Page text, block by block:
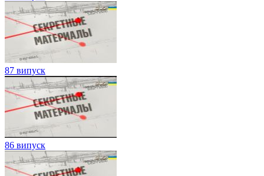
87 випуск
86 випуск